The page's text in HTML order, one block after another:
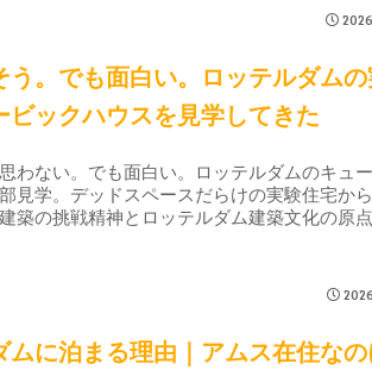
う。でも面白い。ロッテルダム
ビックハウスを見学してきた
わない。でも面白い。ロッテルダムのキュ
見学。デッドスペースだらけの実験住宅か
築の挑戦精神とロッテルダム建築文化の原
ムに泊まる理由｜アムス在住なの